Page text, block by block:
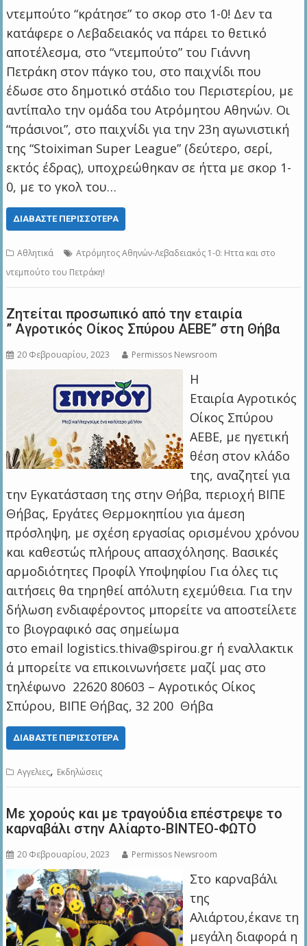
ντεμπούτο “κράτησε” το σκορ στο 1-0! Δεν τα
κατάφερε ο Λεβαδειακός να πάρει το θετικό
αποτέλεσμα, στο “ντεμπούτο” του Γιάννη
Πετράκη στον πάγκο του, στο παιχνίδι που
έδωσε στο δημοτικό στάδιο του Περιστερίου, με
αντίπαλο την ομάδα του Ατρόμητου Αθηνών. Οι
“πράσινοι”, στο παιχνίδι για την 23η αγωνιστική
της “Stoiximan Super League” (δεύτερο, σερί,
εκτός έδρας), υποχρεώθηκαν σε ήττα με σκορ 1-
0, με το γκολ του…
ΔΙΑΒΆΣΤΕ ΠΕΡΙΣΣΌΤΕΡΑ
Αθλητικά
Ατρόμητος Αθηνών-Λεβαδειακός 1-0: Ηττα και στο
ντεμπούτο του Πετράκη!
Ζητείται προσωπικό από την εταιρία
” Αγροτικός Οίκος Σπύρου ΑΕΒΕ” στη Θήβα
20 Φεβρουαρίου, 2023 Permissos Newsroom
Η
Εταιρία Αγροτικός
Οίκος Σπύρου
ΑΕΒΕ, με ηγετική
θέση στον κλάδο
της, αναζητεί για
την Εγκατάσταση της στην Θήβα, περιοχή ΒΙΠΕ
Θήβας, Εργάτες Θερμοκηπίου για άμεση
πρόσληψη, με σχέση εργασίας ορισμένου χρόνου
και καθεστώς πλήρους απασχόλησης. Βασικές
αρμοδιότητες Προφίλ Υποψηφίου Για όλες τις
αιτήσεις θα τηρηθεί απόλυτη εχεμύθεια. Για την
δήλωση ενδιαφέροντος μπορείτε να αποστείλετε
το βιογραφικό σας σημείωμα
στο email logistics.thiva@spirou.gr ή εναλλακτικ
ά μπορείτε να επικοινωνήσετε μαζί μας στο
τηλέφωνο 22620 80603 – Αγροτικός Οίκος
Σπύρου, ΒΙΠΕ Θήβας, 32 200 Θήβα
ΔΙΑΒΆΣΤΕ ΠΕΡΙΣΣΌΤΕΡΑ
Αγγελιες, Εκδηλώσεις
Με χορούς και με τραγούδια επέστρεψε το
καρναβάλι στην Αλίαρτο-ΒΙΝΤΕΟ-ΦΩΤΟ
20 Φεβρουαρίου, 2023 Permissos Newsroom
Στο καρναβάλι
της
Αλιάρτου,έκανε τη
μεγάλη διαφορά η